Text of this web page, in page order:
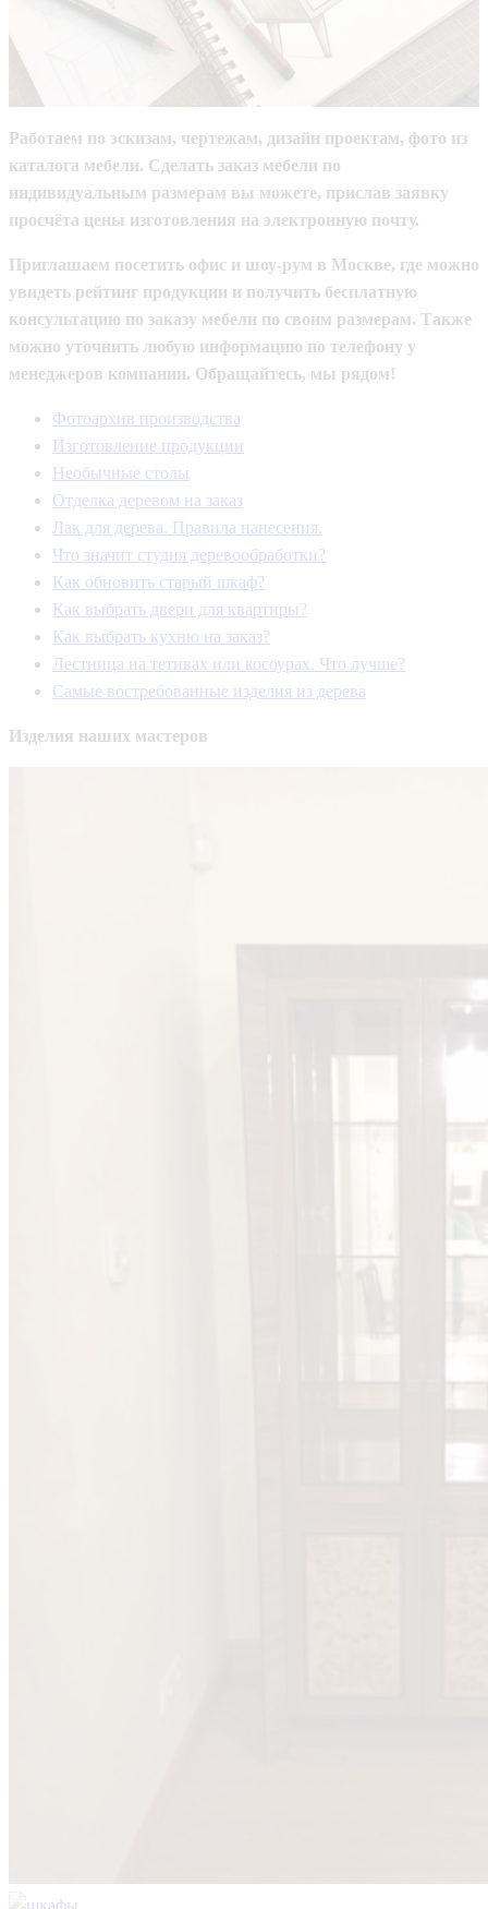
Работаем по эскизам, чертежам, дизайн проектам, фото из
каталога мебели. Сделать заказ мебели по
индивидуальным размерам вы можете, прислав заявку
просчёта цены изготовления на электронную почту.
Приглашаем посетить офис и шоу-рум в Москве, где можно
увидеть рейтинг продукции и получить бесплатную
консультацию по заказу мебели по своим размерам. Также
можно уточнить любую информацию по телефону у
менеджеров компании. Обращайтесь, мы рядом!
Фотоархив производства
Изготовление продукции
Необычные столы
Отделка деревом на заказ
Лак для дерева. Правила нанесения.
Что значит студия деревообработки?
Как обновить старый шкаф?
Как выбрать двери для квартиры?
Как выбрать кухню на заказ?
Лестница на тетивах или косоурах. Что лучше?
Самые востребованные изделия из дерева
Изделия наших мастеров